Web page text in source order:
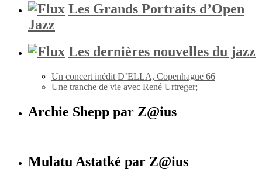
Les Grands Portraits d’Open
Jazz
Les dernières nouvelles du jazz
Un concert inédit D’ELLA, Copenhague 66
Une tranche de vie avec René Urtreger;
Archie Shepp par Z@ius
Mulatu Astatké par Z@ius